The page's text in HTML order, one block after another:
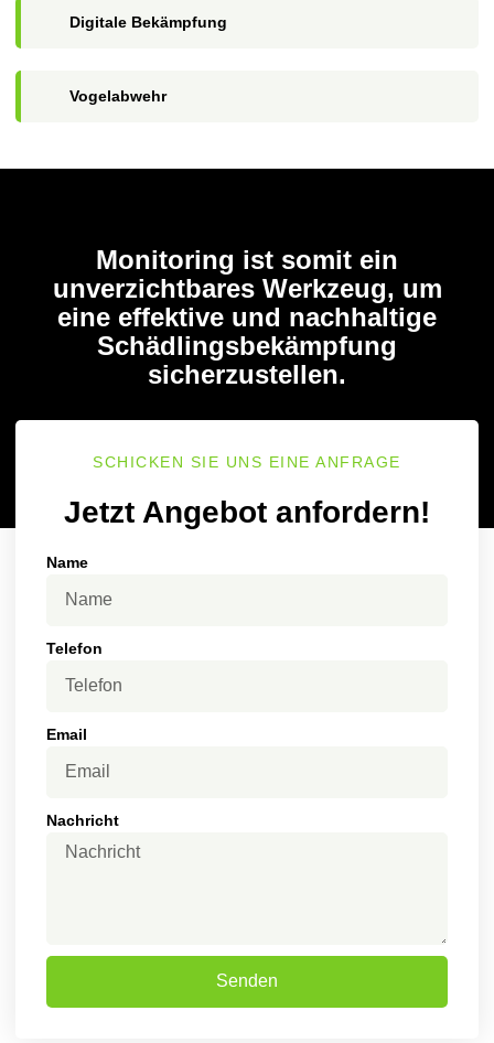
Digitale Bekämpfung
Vogelabwehr
Monitoring ist somit ein
unverzichtbares Werkzeug, um
eine effektive und nachhaltige
Schädlingsbekämpfung
sicherzustellen.
SCHICKEN SIE UNS EINE ANFRAGE
Jetzt Angebot anfordern!​
Name
Telefon
Email
Nachricht
Senden